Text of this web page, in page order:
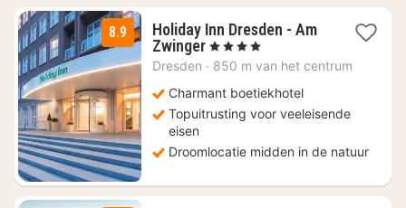
8.9
Holiday Inn Dresden - Am
Zwinger1
nacht
€
125,08
, 4 Sterren
Dresden · 850 m van het centrum
Charmant boetiekhotel
Topuitrusting voor veeleisende
eisen
Droomlocatie midden in de natuur